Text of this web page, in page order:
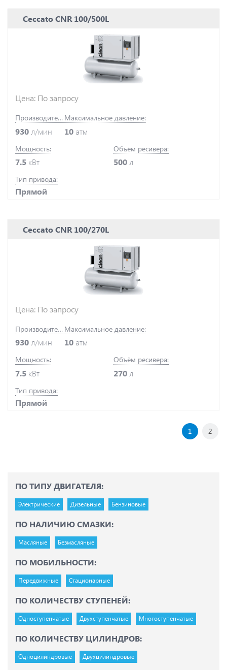
Ceccato CNR 100/500L
Цена: По запросу
Производительность:
930 л/мин
Максимальное давление:
10 атм
Мощность:
7.5 кВт
Объём ресивера:
500 л
Тип привода:
Прямой
Ceccato CNR 100/270L
Цена: По запросу
Производительность:
930 л/мин
Максимальное давление:
10 атм
Мощность:
7.5 кВт
Объём ресивера:
270 л
Тип привода:
Прямой
1 2
ПО ТИПУ ДВИГАТЕЛЯ:
Электрические Дизельные Бензиновые
ПО НАЛИЧИЮ СМАЗКИ:
Масляные Безмасляные
ПО МОБИЛЬНОСТИ:
Передвижные Стационарные
ПО КОЛИЧЕСТВУ СТУПЕНЕЙ:
Одноступенчатые Двухступенчатые Многоступенчатые
ПО КОЛИЧЕСТВУ ЦИЛИНДРОВ:
Одноцилиндровые Двухцилиндровые